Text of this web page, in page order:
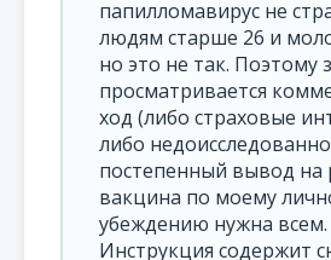
папилломавирус не
людям старше 26 и
но это не так. Поэтому
просматривается
ход (либо страховые
либо
постепенный вывод на
вакцина по моему
убеждению нужна всем.
Инструкция содержит